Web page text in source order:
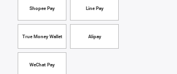
Shopee Pay Line Pay
True Money Wallet Alipay
WeChat Pay